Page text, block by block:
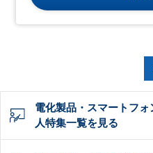
電化製品・スマートフ
人特集一覧を見る